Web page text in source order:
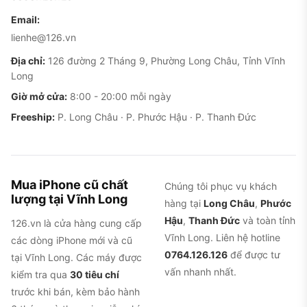
nano vật
lý + 1
(kiểm tra
đúng mã
Giá thường mềm,
ZA/A
Hong
thường có
2 SIM
nano vật
lý
chạy 2 SIM vật lý,
cần soi kỹ tình
trạng máy
Trung
Bản Trung
Quốc
thường có
FaceTime cuộc gọi
Email:
lienhe@126.vn
Địa chỉ: 126 đường 2 Tháng 9, Phường Long Châu, Tỉnh Vĩnh
Long
Giờ mở cửa: 8:00 - 20:00 mỗi ngày
Freeship: P. Long Châu · P. Phước Hậu · P. Thanh Đức
Mua iPhone cũ chất
lượng tại Vĩnh Long
126.vn là cửa hàng cung cấp
các dòng iPhone mới và cũ
tại Vĩnh Long. Các máy được
kiểm tra qua 30 tiêu chí
trước khi bán, kèm bảo hành
Chúng tôi phục vụ khách
hàng tại Long Châu, Phước
Hậu, Thanh Đức và toàn tỉnh
Vĩnh Long. Liên hệ hotline
0764.126.126 để được tư
vấn nhanh nhất.